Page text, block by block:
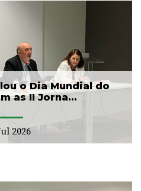
o Dia Mundial do
as II Jorna...
2026